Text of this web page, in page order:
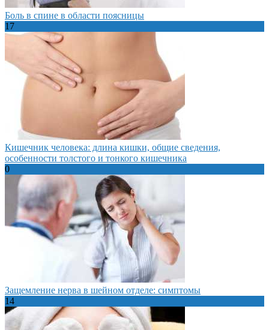
Боль в спине в области поясницы
17
Кишечник человека: длина кишки, общие сведения,
особенности толстого и тонкого кишечника
0
Защемление нерва в шейном отделе: симптомы
14